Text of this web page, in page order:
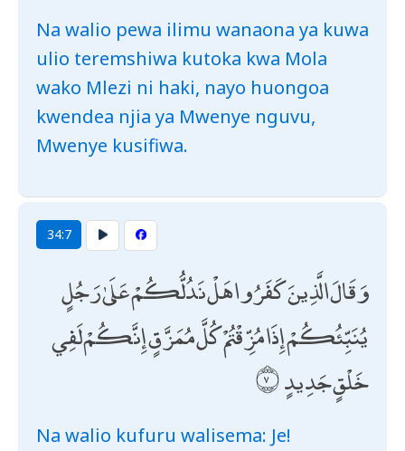
Na walio pewa ilimu wanaona ya kuwa
ulio teremshiwa kutoka kwa Mola
wako Mlezi ni haki, nayo huongoa
kwendea njia ya Mwenye nguvu,
Mwenye kusifiwa.
34:7
وَقَالَ الَّذِينَ كَفَرُوا هَلْ نَدُلُّكُمْ عَلَىٰ رَجُلٍ
يُنَبِّئُكُمْ إِذَا مُزِّقْتُمْ كُلَّ مُمَزَّقٍ إِنَّكُمْ لَفِي
خَلْقٍ جَدِيدٍ
Na walio kufuru walisema: Je!